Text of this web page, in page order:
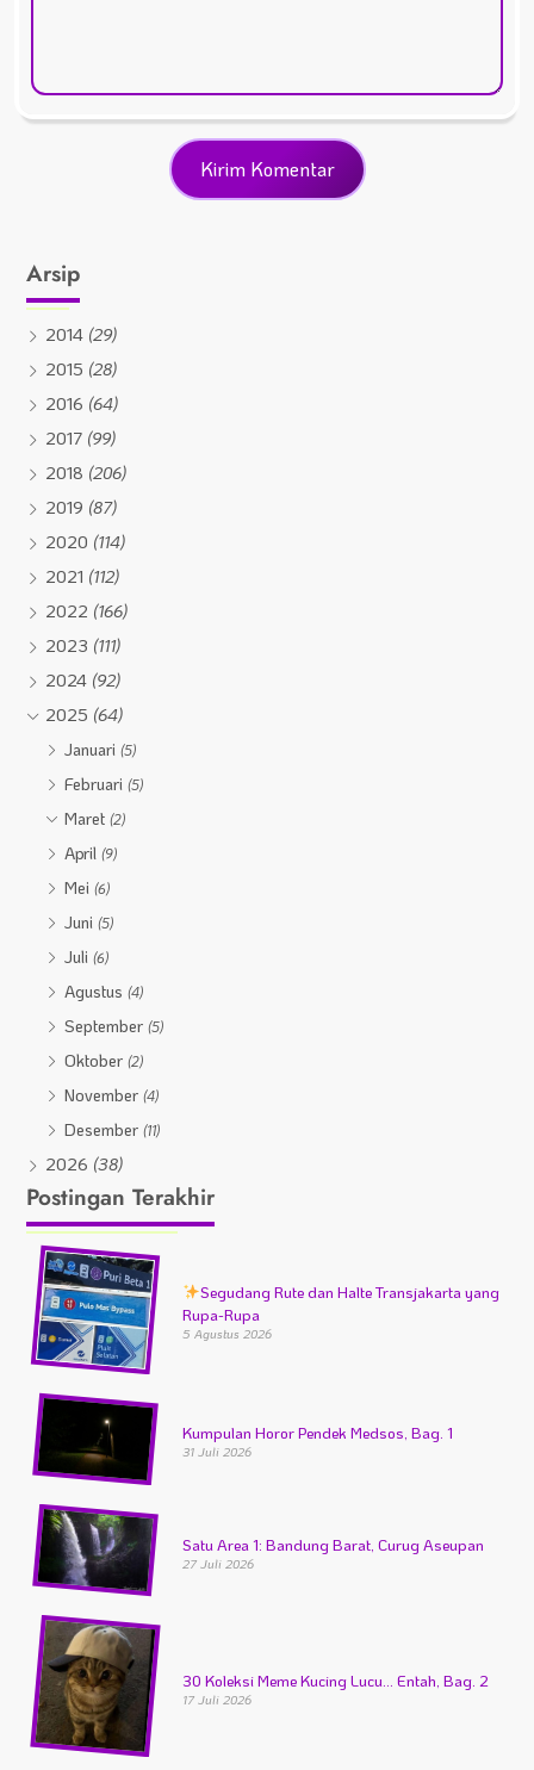
Arsip
2014 (29)
2015 (28)
2016 (64)
2017 (99)
2018 (206)
2019 (87)
2020 (114)
2021 (112)
2022 (166)
2023 (111)
2024 (92)
2025 (64)
Januari(5)
Februari(5)
Maret(2)
April(9)
Mei(6)
Juni(5)
Juli(6)
Agustus(4)
September(5)
Oktober(2)
November(4)
Desember(11)
2026 (38)
Postingan Terakhir
Segudang Rute dan Halte Transjakarta yang
Rupa-Rupa
5 Agustus 2026
Kumpulan Horor Pendek Medsos, Bag. 1
31 Juli 2026
Satu Area 1: Bandung Barat, Curug Aseupan
27 Juli 2026
30 Koleksi Meme Kucing Lucu… Entah, Bag. 2
17 Juli 2026